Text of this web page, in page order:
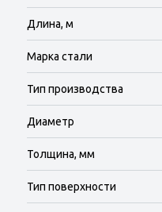
Длина, м
Марка стали
Тип производства
Диаметр
Толщина, мм
Тип поверхности